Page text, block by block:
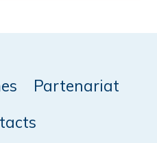
Partenariat